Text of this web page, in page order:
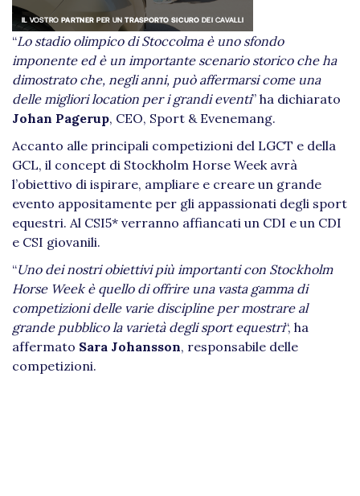
“Lo stadio olimpico di Stoccolma è uno sfondo
imponente ed è un importante scenario storico che ha
dimostrato che, negli anni, può affermarsi come una
delle migliori location per i grandi eventi” ha dichiarato
Johan Pagerup, CEO, Sport & Evenemang.
Accanto alle principali competizioni del LGCT e della
GCL, il concept di Stockholm Horse Week avrà
l’obiettivo di ispirare, ampliare e creare un grande
evento appositamente per gli appassionati degli sport
equestri. Al CSI5* verranno affiancati un CDI e un CDI
e CSI giovanili.
“Uno dei nostri obiettivi più importanti con Stockholm
Horse Week è quello di offrire una vasta gamma di
competizioni delle varie discipline per mostrare al
grande pubblico la varietà degli sport equestri“, ha
affermato Sara Johansson, responsabile delle
competizioni.